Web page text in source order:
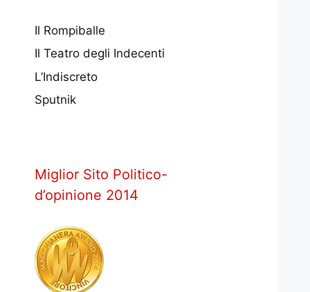
Il Rompiballe
Il Teatro degli Indecenti
L’Indiscreto
Sputnik
Miglior Sito Politico-
d’opinione 2014